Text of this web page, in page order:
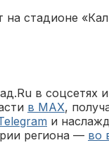
стадионе
в соцсетях
в MAX,
и
региона — во